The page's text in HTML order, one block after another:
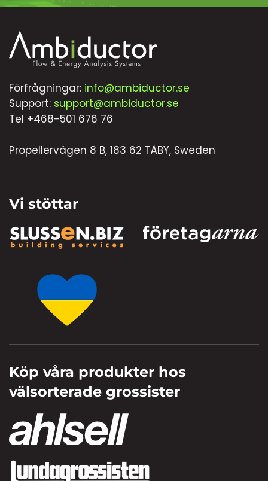
Förfrågningar: info@ambiductor.se
Support: support@ambiductor.se
Tel +468-501 676 76
Propellervägen 8 B, 183 62 TÄBY, Sweden
Vi stöttar
Köp våra produkter hos
välsorterade grossister